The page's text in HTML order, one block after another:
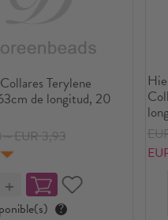
Collares Terylene
de longitud, 20
EUR 3,93
?